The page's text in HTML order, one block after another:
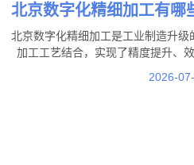
北京数字化精细加工有哪
新模
北京数字化精细加工是工业制造升
加工工艺结合，实现了精度提升、
艺优化、技术提升和生产管理升
2026-